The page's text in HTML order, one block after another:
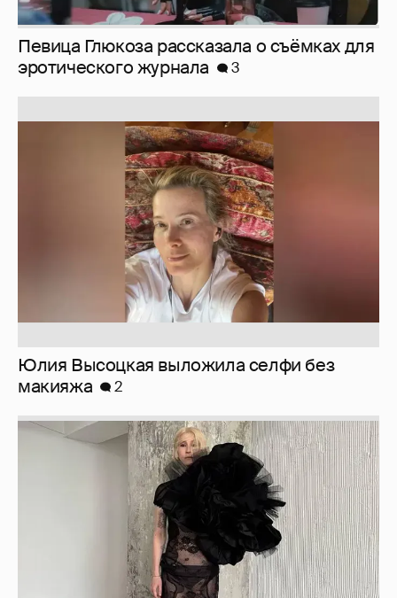
Юлия Высоцкая выложила селфи без
Журналистка Сулим примерила новый